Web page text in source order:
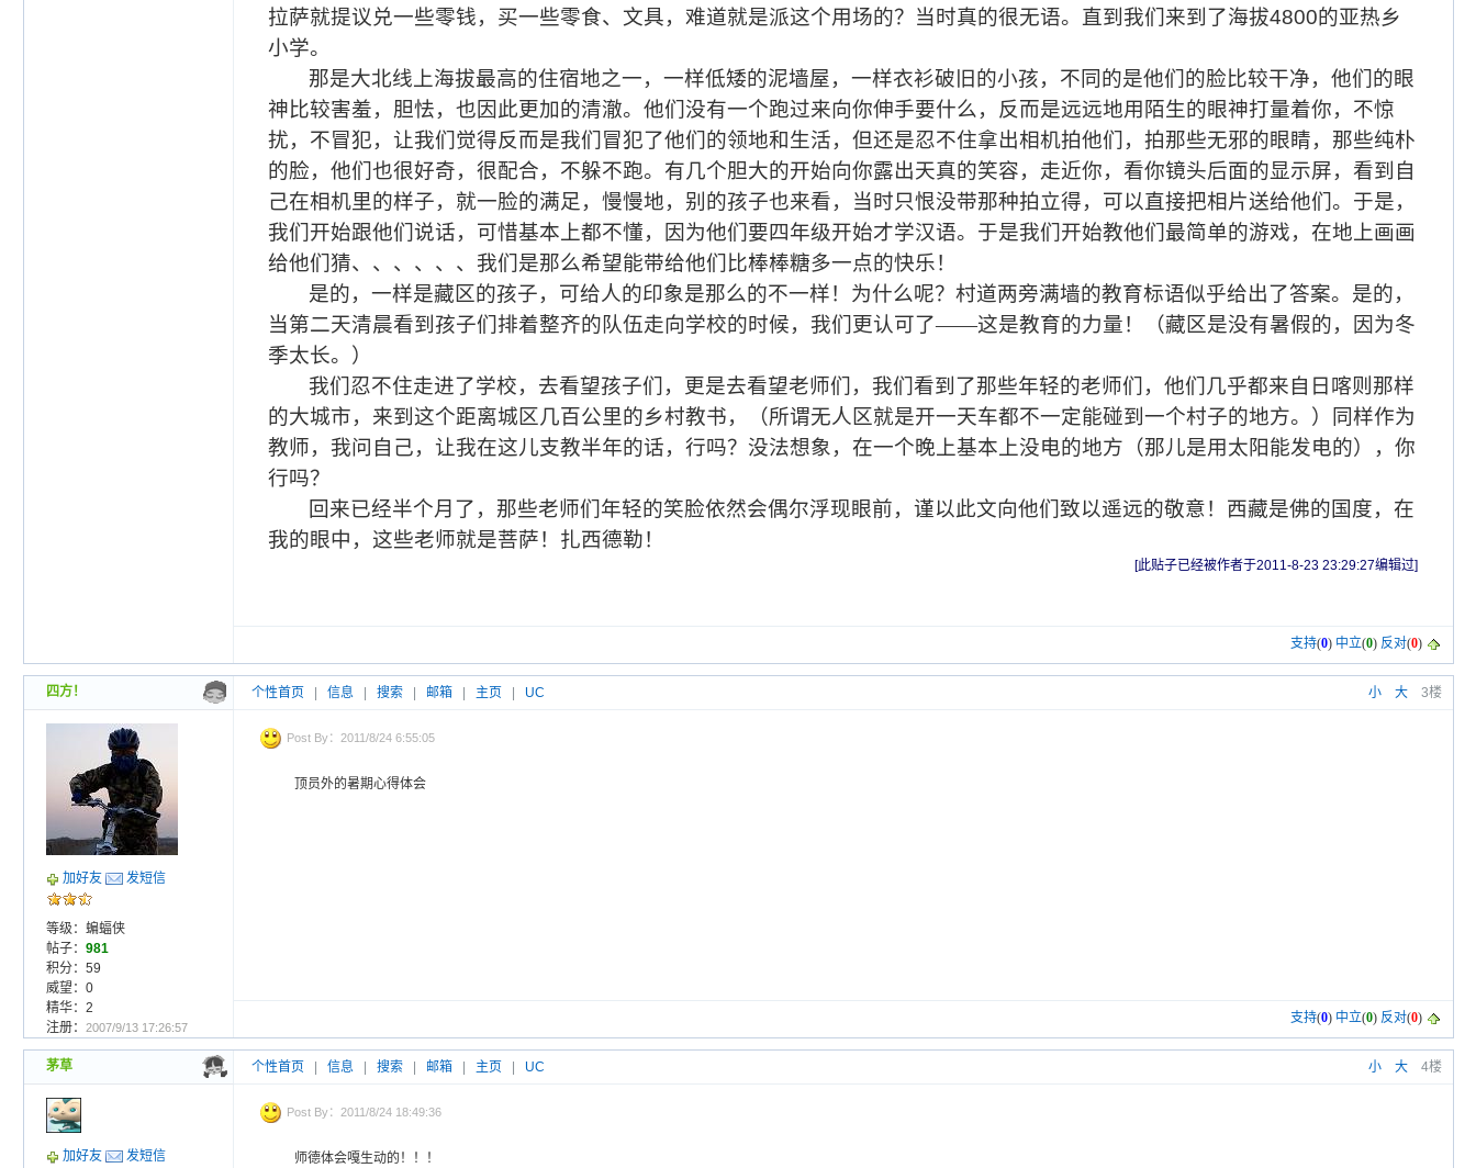
拉萨就提议兑一些零钱，买一些零食、文具，难道就是派这个用场的？当时真的很无语。直到我们来到了海拔4800的亚热乡
小学。
那是大北线上海拔最高的住宿地之一，一样低矮的泥墙屋，一样衣衫破旧的小孩，不同的是他们的脸比较干净，他们的眼
神比较害羞，胆怯，也因此更加的清澈。他们没有一个跑过来向你伸手要什么，反而是远远地用陌生的眼神打量着你，不惊
扰，不冒犯，让我们觉得反而是我们冒犯了他们的领地和生活，但还是忍不住拿出相机拍他们，拍那些无邪的眼睛，那些纯朴
的脸，他们也很好奇，很配合，不躲不跑。有几个胆大的开始向你露出天真的笑容，走近你，看你镜头后面的显示屏，看到自
己在相机里的样子，就一脸的满足，慢慢地，别的孩子也来看，当时只恨没带那种拍立得，可以直接把相片送给他们。于是，
我们开始跟他们说话，可惜基本上都不懂，因为他们要四年级开始才学汉语。于是我们开始教他们最简单的游戏，在地上画画
给他们猜、、、、、、我们是那么希望能带给他们比棒棒糖多一点的快乐！
是的，一样是藏区的孩子，可给人的印象是那么的不一样！为什么呢？村道两旁满墙的教育标语似乎给出了答案。是的，
当第二天清晨看到孩子们排着整齐的队伍走向学校的时候，我们更认可了——这是教育的力量！（藏区是没有暑假的，因为冬
季太长。）
我们忍不住走进了学校，去看望孩子们，更是去看望老师们，我们看到了那些年轻的老师们，他们几乎都来自日喀则那样
的大城市，来到这个距离城区几百公里的乡村教书，（所谓无人区就是开一天车都不一定能碰到一个村子的地方。）同样作为
教师，我问自己，让我在这儿支教半年的话，行吗？没法想象，在一个晚上基本上没电的地方（那儿是用太阳能发电的），你
行吗？
回来已经半个月了，那些老师们年轻的笑脸依然会偶尔浮现眼前，谨以此文向他们致以遥远的敬意！西藏是佛的国度，在
我的眼中，这些老师就是菩萨！扎西德勒！
[此贴子已经被作者于2011-8-23 23:29:27编辑过]
支持(0) 中立(0) 反对(0)
四方！ 小 大 3楼
个性首页 信息 搜索 邮箱 主页 UC
加好友 发短信
等级：蝙蝠侠
帖子： 981
积分：59
威望：0
精华：2
注册：
2007/9/13 17:26:57
Post By：2011/8/24 6:55:05
顶员外的暑期心得体会
支持(0) 中立(0) 反对(0)
茅草 小 大 4楼
个性首页 信息 搜索 邮箱 主页 UC
加好友 发短信
Post By：2011/8/24 18:49:36
师德体会嘎生动的！！！